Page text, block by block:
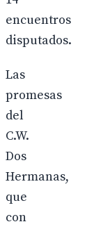
encuentros
disputados.
Las
promesas
del
C.W.
Dos
Hermanas,
que
con